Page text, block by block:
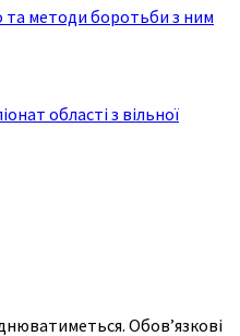
та методи боротьби з ним
області з вільної
Обов’язкові